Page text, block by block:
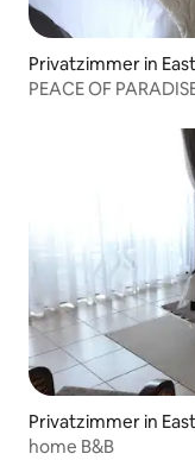
Privatzimmer in
PEACE OF
Privatzimmer in
home B&B